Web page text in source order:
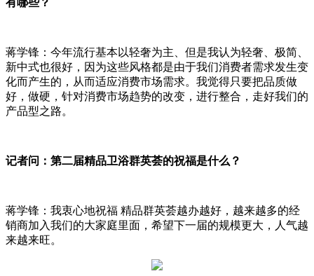
有哪些？
蒋学锋：今年流行基本以轻奢为主、但是我认为轻奢、极简、
新中式也很好，因为这些风格都是由于我们消费者需求发生变
化而产生的，从而适应消费市场需求。我觉得只要把品质做
好，做硬，针对消费市场趋势的改变，进行整合，走好我们的
产品型之路。
记者问：第二届精品卫浴群英荟的祝福是什么？
蒋学锋：我衷心地祝福 精品群英荟越办越好，越来越多的经
销商加入我们的大家庭里面，希望下一届的规模更大，人气越
来越来旺。